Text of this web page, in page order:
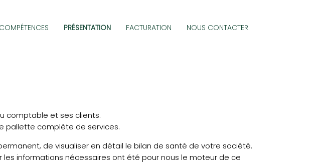
COMPÉTENCES PRÉSENTATION FACTURATION NOUS CONTACTER
comptable et ses clients.
pallette complète de services.
de visualiser en détail le bilan de santé de votre société.
informations nécessaires ont été pour nous le moteur de ce